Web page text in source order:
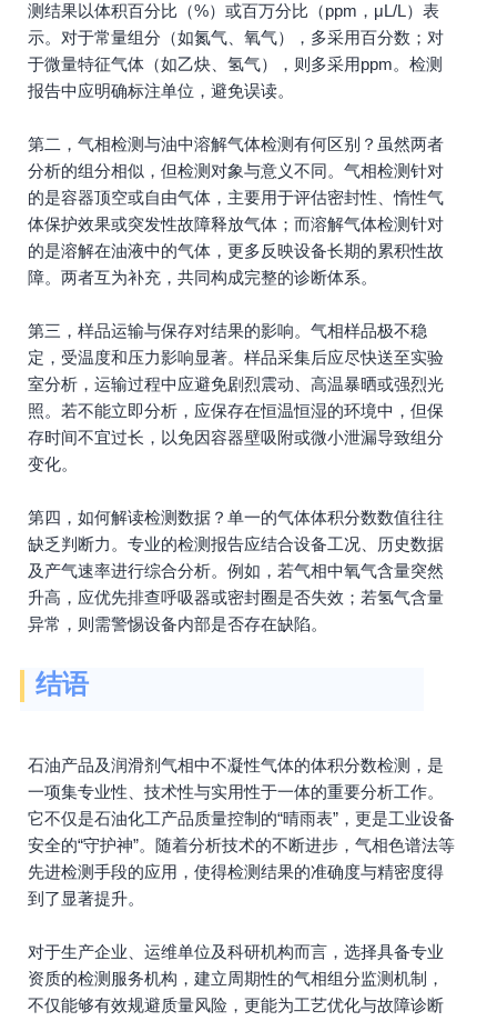
测结果以体积百分比（%）或百万分比（ppm，μL/L）表
示。对于常量组分（如氮气、氧气），多采用百分数；对
于微量特征气体（如乙炔、氢气），则多采用ppm。检测
报告中应明确标注单位，避免误读。
第二，气相检测与油中溶解气体检测有何区别？虽然两者
分析的组分相似，但检测对象与意义不同。气相检测针对
的是容器顶空或自由气体，主要用于评估密封性、惰性气
体保护效果或突发性故障释放气体；而溶解气体检测针对
的是溶解在油液中的气体，更多反映设备长期的累积性故
障。两者互为补充，共同构成完整的诊断体系。
第三，样品运输与保存对结果的影响。气相样品极不稳
定，受温度和压力影响显著。样品采集后应尽快送至实验
室分析，运输过程中应避免剧烈震动、高温暴晒或强烈光
照。若不能立即分析，应保存在恒温恒湿的环境中，但保
存时间不宜过长，以免因容器壁吸附或微小泄漏导致组分
变化。
第四，如何解读检测数据？单一的气体体积分数数值往往
缺乏判断力。专业的检测报告应结合设备工况、历史数据
及产气速率进行综合分析。例如，若气相中氧气含量突然
升高，应优先排查呼吸器或密封圈是否失效；若氢气含量
异常，则需警惕设备内部是否存在缺陷。
结语
石油产品及润滑剂气相中不凝性气体的体积分数检测，是
一项集专业性、技术性与实用性于一体的重要分析工作。
它不仅是石油化工产品质量控制的“晴雨表”，更是工业设备
安全的“守护神”。随着分析技术的不断进步，气相色谱法等
先进检测手段的应用，使得检测结果的准确度与精密度得
到了显著提升。
对于生产企业、运维单位及科研机构而言，选择具备专业
资质的检测服务机构，建立周期性的气相组分监测机制，
不仅能够有效规避质量风险，更能为工艺优化与故障诊断